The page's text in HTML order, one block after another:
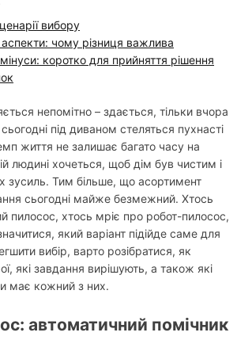
вибору
аспекти: чому різниця важлива
коротко для прийняття рішення
непомітно – здається, тільки вчора
під диваном стеляться пухнасті
життя не залишає багато часу на
людині хочеться, щоб дім був чистим і
зусиль. Тим більше, що асортимент
сьогодні майже безмежний. Хтось
пилосос, хтось мріє про робот-пилосос,
який варіант підійде саме для
вибір, варто розібратися, як
які завдання вирішують, а також які
має кожний з них.
автоматичний помічник